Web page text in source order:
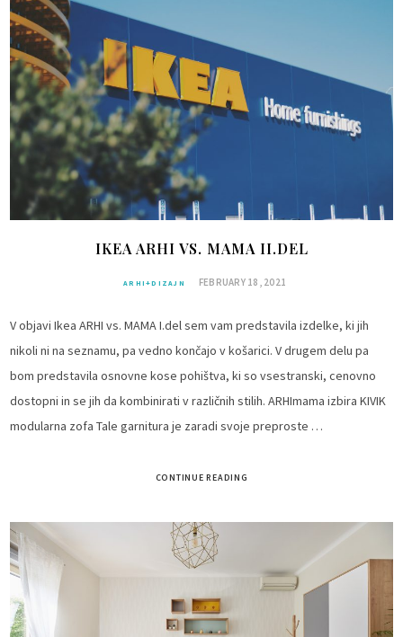
IKEA ARHI VS. MAMA II.DEL
ARHI+DIZAJN FEBRUARY 18, 2021
V objavi Ikea ARHI vs. MAMA I.del sem vam predstavila izdelke, ki jih
nikoli ni na seznamu, pa vedno končajo v košarici. V drugem delu pa
bom predstavila osnovne kose pohištva, ki so vsestranski, cenovno
dostopni in se jih da kombinirati v različnih stilih. ARHImama izbira KIVIK
modularna zofa Tale garnitura je zaradi svoje preproste …
CONTINUE READING